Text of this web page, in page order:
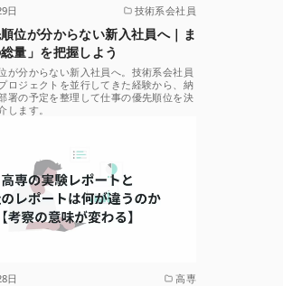
日 技術系会社員
位が分からない新入社員へ｜ま
量」を把握しよう
が分からない新入社員へ。技術系会社員
ロジェクトを並行してきた経験から、納
署の予定を整理して仕事の優先順位を決
します。
日 高専